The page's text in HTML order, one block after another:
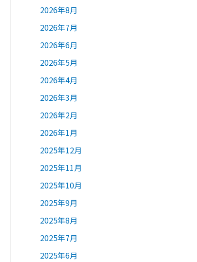
2026年8月
2026年7月
2026年6月
2026年5月
2026年4月
2026年3月
2026年2月
2026年1月
2025年12月
2025年11月
2025年10月
2025年9月
2025年8月
2025年7月
2025年6月